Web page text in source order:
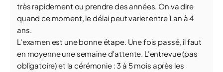
très rapidement ou prendre des années. On va dire
quand ce moment, le délai peut varier entre 1 an à 4
ans.
L'examen est une bonne étape. Une fois passé, il faut
en moyenne une semaine d'attente. L'entrevue (pas
obligatoire) et la cérémonie : 3 à 5 mois après les